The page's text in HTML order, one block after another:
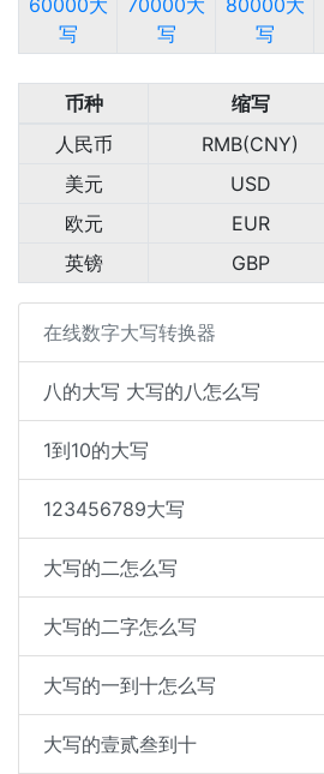
写
写
写
币种 缩写
人民币
RMB(CNY)
美元
USD
欧元
EUR
英镑
GBP
在线数字大写转换器
八的大写 大写的八怎么写
1到10的大写
123456789大写
大写的二怎么写
大写的二字怎么写
大写的一到十怎么写
大写的壹贰叁到十